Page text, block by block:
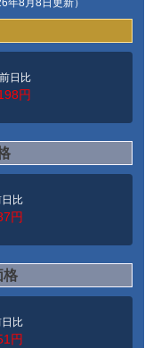
前日比
円
日比
円
格
日比
円